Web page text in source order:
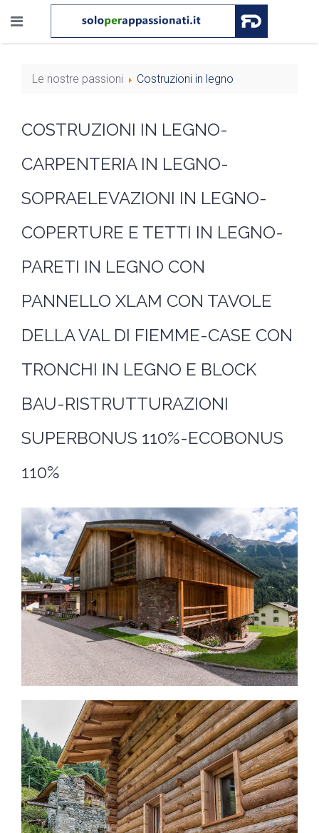
Le nostre passioni Costruzioni in legno
COSTRUZIONI IN LEGNO-
CARPENTERIA IN LEGNO-
SOPRAELEVAZIONI IN LEGNO-
COPERTURE E TETTI IN LEGNO-
PARETI IN LEGNO CON
PANNELLO XLAM CON TAVOLE
DELLA VAL DI FIEMME-CASE CON
TRONCHI IN LEGNO E BLOCK
BAU-RISTRUTTURAZIONI
SUPERBONUS 110%-ECOBONUS
110%